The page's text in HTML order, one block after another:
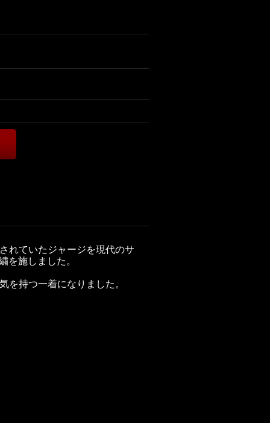
れていたジャージを現代のサ
を施しました。
を持つ一着になりました。